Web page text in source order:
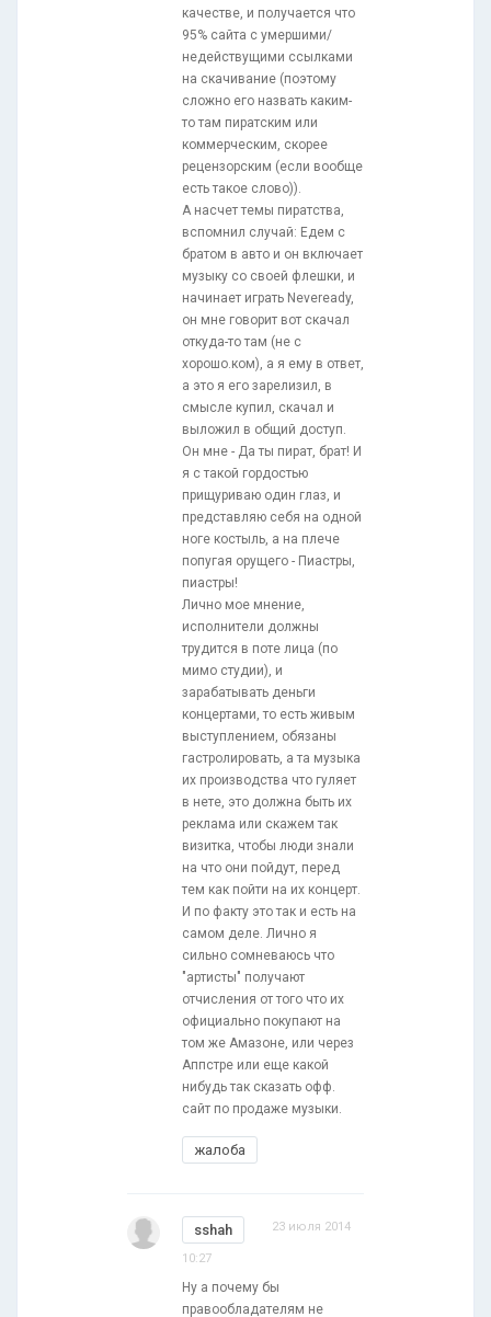
качестве, и получается что
95% сайта с умершими/
недействущими ссылками
на скачивание (поэтому
сложно его назвать каким-
то там пиратским или
коммерческим, скорее
рецензорским (если вообще
есть такое слово)).
А насчет темы пиратства,
вспомнил случай: Едем с
братом в авто и он включает
музыку со своей флешки, и
начинает играть Neveready,
он мне говорит вот скачал
откуда-то там (не с
хорошо.ком), а я ему в ответ,
а это я его зарелизил, в
смысле купил, скачал и
выложил в общий доступ.
Он мне - Да ты пират, брат! И
я с такой гордостью
прищуриваю один глаз, и
представляю себя на одной
ноге костыль, а на плече
попугая орущего - Пиастры,
пиастры!
Лично мое мнение,
исполнители должны
трудится в поте лица (по
мимо студии), и
зарабатывать деньги
концертами, то есть живым
выступлением, обязаны
гастролировать, а та музыка
их производства что гуляет
в нете, это должна быть их
реклама или скажем так
визитка, чтобы люди знали
на что они пойдут, перед
тем как пойти на их концерт.
И по факту это так и есть на
самом деле. Лично я
сильно сомневаюсь что
"артисты" получают
отчисления от того что их
официально покупают на
том же Амазоне, или через
Аппстре или еще какой
нибудь так сказать офф.
сайт по продаже музыки.
жалоба
sshah 23 июля 2014
10:27
Ну а почему бы
правообладателям не